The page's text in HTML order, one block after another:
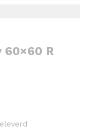
60×60 R